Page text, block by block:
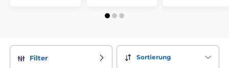
Filter Sortierung